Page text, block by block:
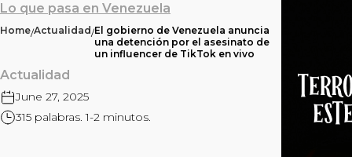
Lo que pasa en Venezuela
Home/Actualidad/El gobierno de Venezuela anuncia
una detención por el asesinato de
un influencer de TikTok en vivo
Actualidad
June 27, 2025
315 palabras. 1-2 minutos.